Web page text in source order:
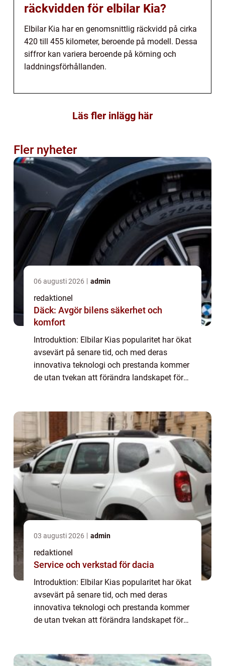
räckvidden för elbilar Kia?
Elbilar Kia har en genomsnittlig räckvidd på cirka
420 till 455 kilometer, beroende på modell. Dessa
siffror kan variera beroende på körning och
laddningsförhållanden.
Läs fler inlägg här
Fler nyheter
06 augusti 2026 admin
redaktionel
Däck: Avgör bilens säkerhet och
komfort
Introduktion: Elbilar Kias popularitet har ökat
avsevärt på senare tid, och med deras
innovativa teknologi och prestanda kommer
de utan tvekan att förändra landskapet för
03 augusti 2026 admin
redaktionel
Service och verkstad för dacia
Introduktion: Elbilar Kias popularitet har ökat
avsevärt på senare tid, och med deras
innovativa teknologi och prestanda kommer
de utan tvekan att förändra landskapet för